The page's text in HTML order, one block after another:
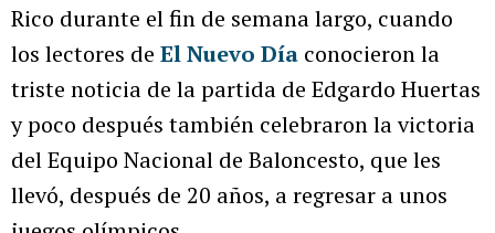
Rico durante el fin de semana largo, cuando
los lectores de El Nuevo Día conocieron la
triste noticia de la partida de Edgardo Huertas
y poco después también celebraron la victoria
del Equipo Nacional de Baloncesto, que les
llevó, después de 20 años, a regresar a unos